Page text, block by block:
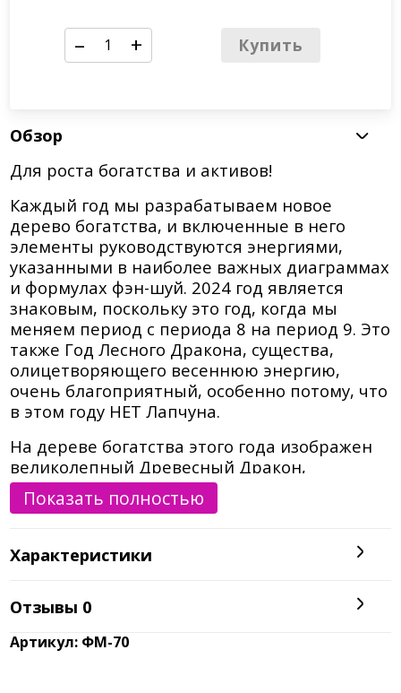
– + Купить
Обзор
Для роста богатства и активов!
Каждый год мы разрабатываем новое
дерево богатства, и включенные в него
элементы руководствуются энергиями,
указанными в наиболее важных диаграммах
и формулах фэн-шуй. 2024 год является
знаковым, поскольку это год, когда мы
меняем период с периода 8 на период 9. Это
также Год Лесного Дракона, существа,
олицетворяющего весеннюю энергию,
очень благоприятный, особенно потому, что
в этом году НЕТ Лапчуна.
На дереве богатства этого года изображен
великолепный Древесный Дракон,
олицетворяющий дух года, отдыхающий в
тени великолепного леса деревьев.
фэн-шуй с Драконом в свой дом или офис до
начала 2024 года, чтобы привлечь
жизненное пространство, увеличить
богатство ваших активов и
продемонстрировать новые возможности и
Показать полностью
Характеристики
Отзывы 0
Артикул: ФМ-70